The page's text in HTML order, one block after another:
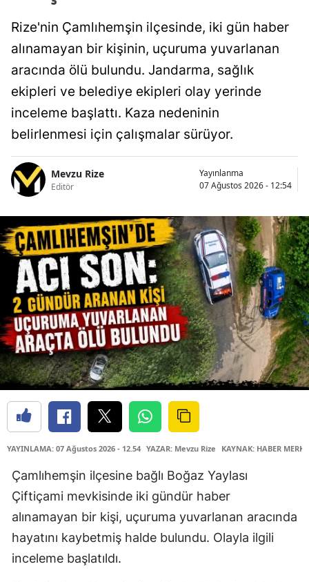
Rize'nin Çamlıhemşin ilçesinde, iki gün haber
alınamayan bir kişinin, uçuruma yuvarlanan
aracında ölü bulundu. Jandarma, sağlık
ekipleri ve belediye ekipleri olay yerinde
inceleme başlattı. Kaza nedeninin
belirlenmesi için çalışmalar sürüyor.
Mevzu Rize
Editör
Yayınlanma
07 Ağustos 2026 - 12:54
YAYINLAMA: 07 Ağustos 2026 - 12.54 YAZAR: Mevzu Rize KAYNAK: HABER
Çamlıhemşin ilçesine bağlı Boğaz Yaylası
Çiftiçami mevkisinde iki gündür haber
alınamayan bir kişi, uçuruma yuvarlanan aracında
hayatını kaybetmiş halde bulundu. Olayla ilgili
inceleme başlatıldı.